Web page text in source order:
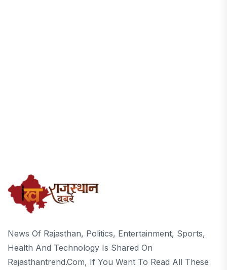
News Of Rajasthan, Politics, Entertainment, Sports,
Health And Technology Is Shared On
Rajasthantrend.com, If You Want To Read All These